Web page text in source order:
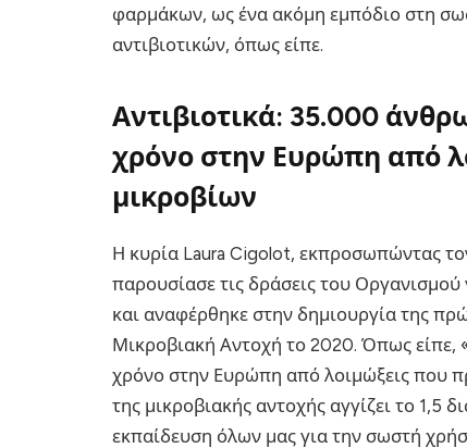
φαρμάκων, ως ένα ακόμη εμπόδιο στη
αντιβιοτικών, όπως είπε.
Αντιβιοτικά: 35.000
χρόνο στην Ευρώπη από
μικροβίων
Η κυρία Laura Cigolot, εκπροσωπώντας
παρουσίασε τις δράσεις του
και αναφέρθηκε στην δημιουργία της
Μικροβιακή Αντοχή το 2020. Όπως
χρόνο στην Ευρώπη από λοιμώξεις που
της μικροβιακής αντοχής αγγίζει το 1,5
εκπαίδευση όλων μας για την σωστή